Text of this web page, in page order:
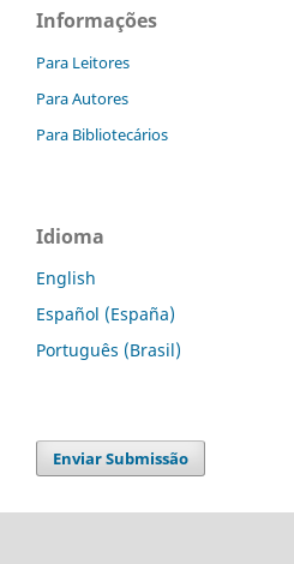
Informações
Para Leitores
Para Autores
Para Bibliotecários
Idioma
English
Español (España)
Português (Brasil)
Enviar Submissão